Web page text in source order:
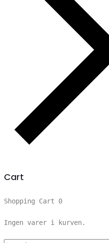
Cart
Shopping Cart 0
Ingen varer i kurven.